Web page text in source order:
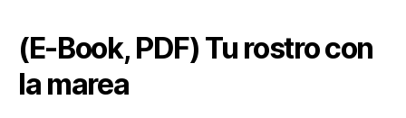
(E-Book, PDF) Tu rostro con
la marea